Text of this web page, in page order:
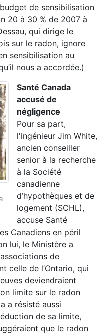
de sensibilisation
20 à 30 % de 2007 à
qui dirige le
sur le radon, ignore
sensibilisation au
nous a accordée.)
Santé Canada
accusé de
négligence
Pour sa part,
l'ingénieur Jim White,
ancien conseiller
senior à la recherche
à la Société
canadienne
d’hypothèques et de
logement (SCHL),
accuse Santé
Canadiens en péril
lui, le Ministère a
de
celle de l’Ontario, qui
deviendraient
limite sur le radon
a résisté aussi
de sa limite,
que le radon